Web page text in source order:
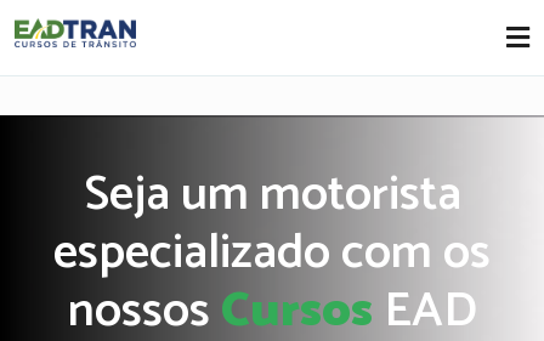
Eadtran
-
Seja um motorista
especializado com os
nossosCursos EAD